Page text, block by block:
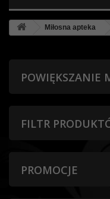
Miłosna apteka
POWIĘKSZANIE
FILTR
PROMOCJE